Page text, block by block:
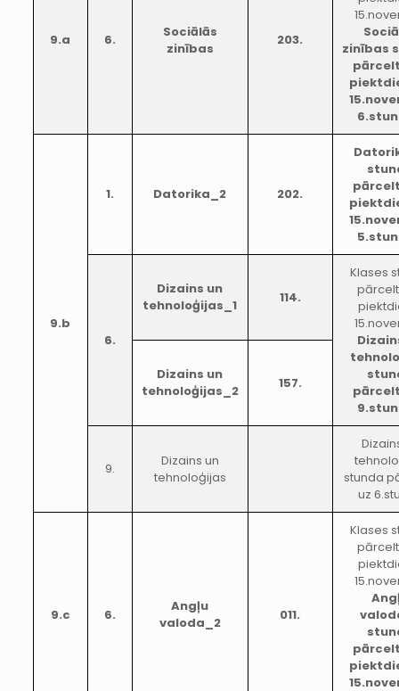
9.a 6.
Sociālās
zinības
203.
zinības
9.b
1. Datorika_2 202.
6.
Dizains un
tehnoloģijas_1
114.
Klases
Dizains un
tehnoloģijas_2
157.
9.
Dizains un
tehnoloģijas
stunda
uz
9.c 6.
Angļu
valoda_2
011.
Klases